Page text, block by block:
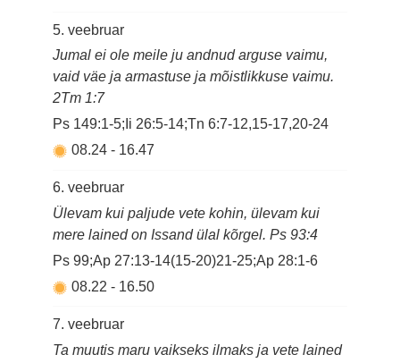
5. veebruar
Jumal ei ole meile ju andnud arguse vaimu,
vaid väe ja armastuse ja mõistlikkuse vaimu.
2Tm 1:7
Ps 149:1-5;Ii 26:5-14;Tn 6:7-12,15-17,20-24
08.24- 16.47
6. veebruar
Ülevam kui paljude vete kohin, ülevam kui
mere lained on Issand ülal kõrgel. Ps 93:4
Ps 99;Ap 27:13-14(15-20)21-25;Ap 28:1-6
08.22- 16.50
7. veebruar
Ta muutis maru vaikseks ilmaks ja vete lained